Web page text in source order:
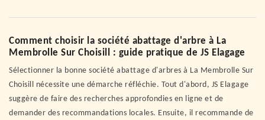
Comment choisir la société abattage d'arbre à La
Membrolle Sur Choisill : guide pratique de JS Elagage
Sélectionner la bonne société abattage d'arbres à La Membrolle Sur
Choisill nécessite une démarche réfléchie. Tout d'abord, JS Elagage
suggère de faire des recherches approfondies en ligne et de
demander des recommandations locales. Ensuite, il recommande de